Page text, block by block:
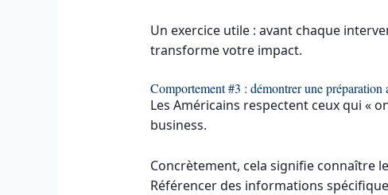
Un exercice utile : avant chaque
transforme votre impact.
Comportement #3 : démontrer une préparation
Les Américains respectent ceux qui «
business.
Concrètement, cela signifie connaître
Référencer des informations